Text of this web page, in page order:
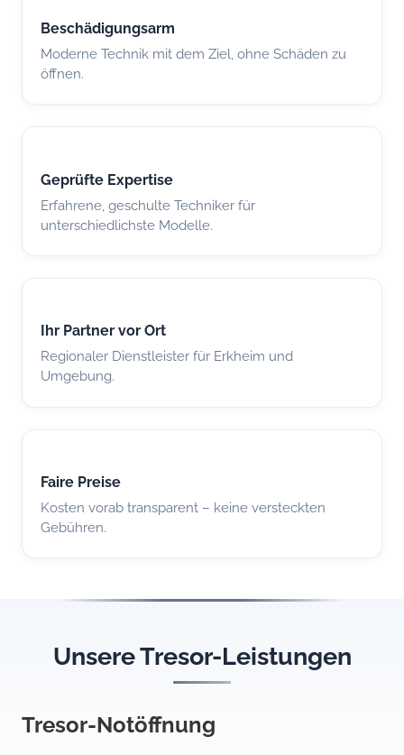
Beschädigungsarm
Moderne Technik mit dem Ziel, ohne Schäden zu
öffnen.
Geprüfte Expertise
Erfahrene, geschulte Techniker für
unterschiedlichste Modelle.
Ihr Partner vor Ort
Regionaler Dienstleister für Erkheim und
Umgebung.
Faire Preise
Kosten vorab transparent – keine versteckten
Gebühren.
Unsere Tresor-Leistungen
Tresor-Notöffnung